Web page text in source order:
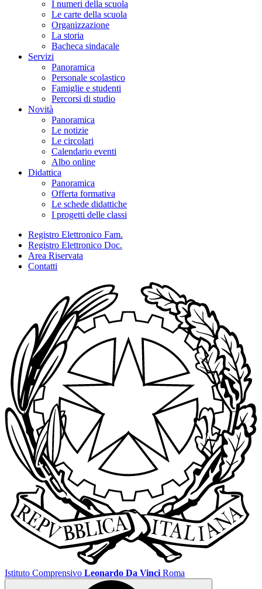
I numeri della scuola
Le carte della scuola
Organizzazione
La storia
Bacheca sindacale
Servizi
Panoramica
Personale scolastico
Famiglie e studenti
Percorsi di studio
Novità
Panoramica
Le notizie
Le circolari
Calendario eventi
Albo online
Didattica
Panoramica
Offerta formativa
Le schede didattiche
I progetti delle classi
Registro Elettronico Fam.
Registro Elettronico Doc.
Area Riservata
Contatti
Istituto Comprensivo Leonardo Da Vinci Roma